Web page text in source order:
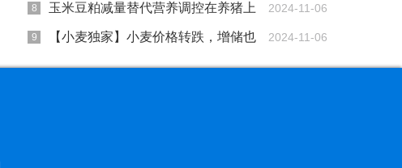
林草局联合印发意见 部署推动饲草产业高质量发
展
2024-11-06
玉米豆粕减量替代营养调控在养猪上
的研究进展 2024-11-06
【小麦独家】小麦价格转跌，增储也
挽救不了？